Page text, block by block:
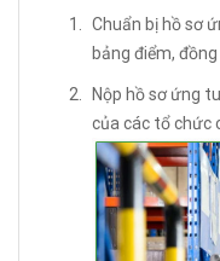
Chuẩn bị hồ sơ
bảng điểm,
Nộp hồ sơ ứng
của các tổ chức